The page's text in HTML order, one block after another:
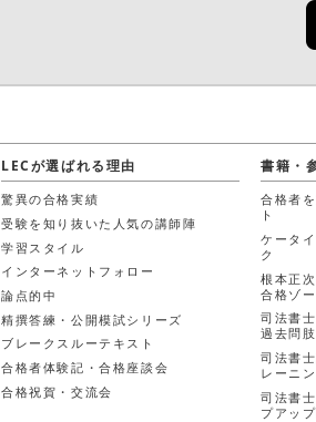
LECが選ばれる理由
驚異の合格実績
受験を知り抜いた人気の講師陣
学習スタイル
インターネットフォロー
論点的中
精撰答練・公開模試シリーズ
ブレークスルーテキスト
合格者体験記・合格座談会
合格祝賀・交流会
書籍・
合格者
ト
ケータ
ク
根本正
合格ゾ
司法書
過去問
司法書
レーニ
司法書
プアッ